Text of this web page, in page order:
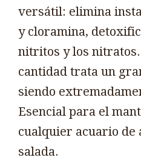
versátil: elimina
y cloramina,
nitritos y los nitratos.
cantidad trata un
siendo
Esencial para el
cualquier acuario de
salada.